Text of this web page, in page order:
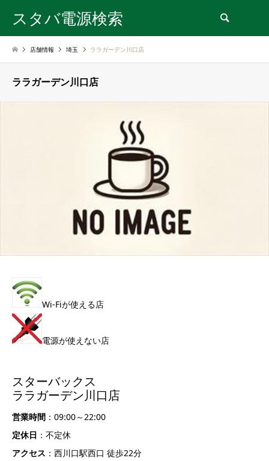
スタバ電源検索
店舗情報 埼玉 ララガーデン川口店
ララガーデン川口店
Wi-Fiが使える店
電源が使えない店
スターバックス
ララガーデン川口店
営業時間 ：09:00～22:00
定休日 ：不定休
アクセス ：西川口駅西口 徒歩22分